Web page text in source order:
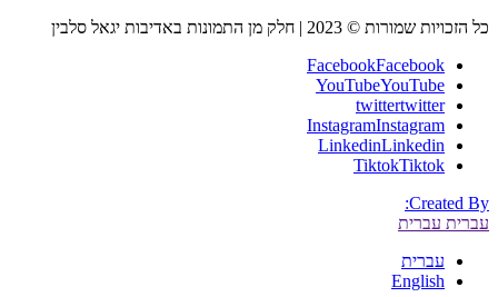
כל הזכויות שמורות © 2023 | חלק מן התמונות באדיבות יגאל סלבין
FacebookFacebook
YouTubeYouTube
twittertwitter
InstagramInstagram
LinkedinLinkedin
TiktokTiktok
Created By:
עברית עברית
עברית
English